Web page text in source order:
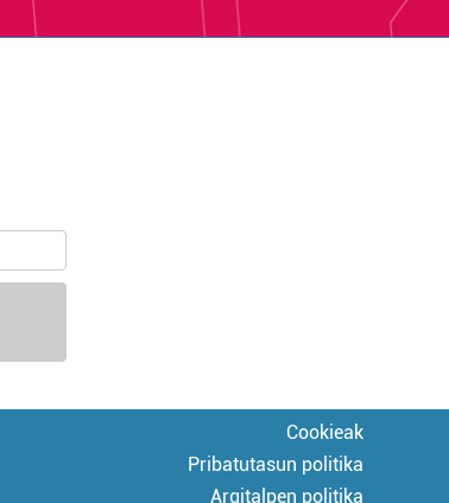
Cookieak
Pribatutasun politika
Argitalpen politika